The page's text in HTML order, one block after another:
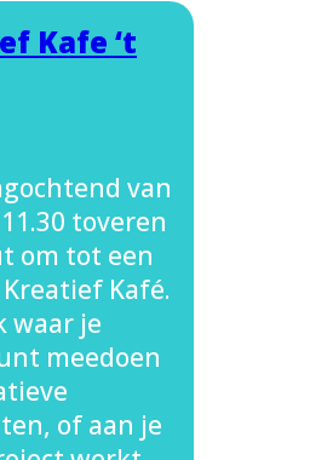
Kafe ‘t
van
toveren
om tot een
Kafé.
waar je
meedoen
of aan je